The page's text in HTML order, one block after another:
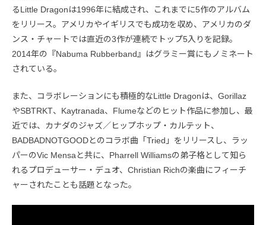
るLittle Dragonは1996年に結成され、これまでに5作のアルバム
をリリース。アメリカやイギリスでも成功を収め、アメリカのダ
ンス・チャートでは直近の3作が連続でトップ5入りを記録。
2014年の『Nabuma Rubberband』はグラミー賞にもノミネート
されている。
また、コラボレーションにも積極的なLittle Dragonは、Gorillaz
やSBTRKT、Kaytranada、Flumeなどのヒット作品に参加し、最
近では、カナダのジャズ／ヒップホップ・カルテット、
BADBADNOTGOODとのコラボ曲「Tried」をリリースし、ラッ
パーのVic Mensaと共に、Pharrell Williamsの弟子格として知ら
れるプロデューサー・デュオ、Christian Richの楽曲にフィーチ
ャーされたことも話題となった。